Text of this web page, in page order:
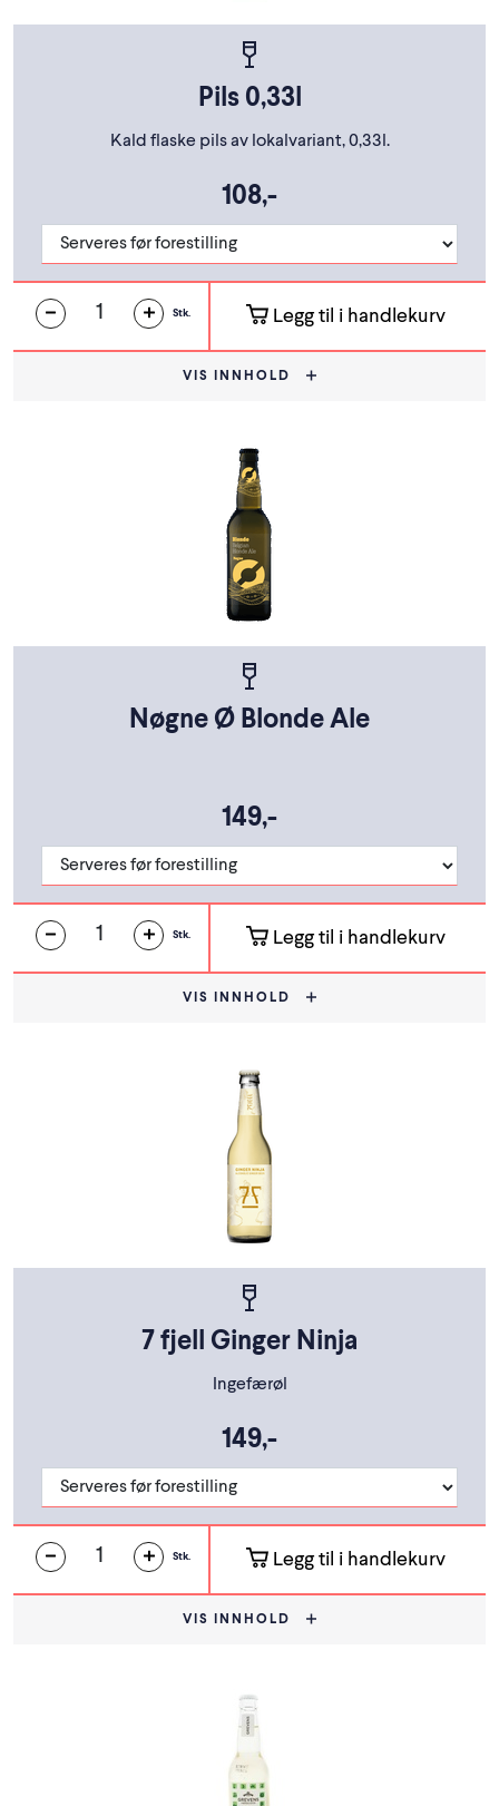
Pils 0,33l
Kald flaske pils av lokalvariant, 0,33l.
108,-
Stk. Legg til i handlekurv
VIS INNHOLD
Nøgne Ø Blonde Ale
149,-
Stk. Legg til i handlekurv
VIS INNHOLD
7 fjell Ginger Ninja
Ingefærøl
149,-
Stk. Legg til i handlekurv
VIS INNHOLD